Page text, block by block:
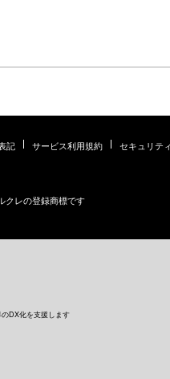
記 サービス利用規約 セキュリテ
クレの登録商標です
DX化を支援します